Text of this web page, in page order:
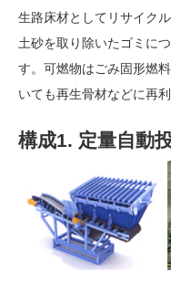
生路床材としてリサイクル
土砂を取り除いたゴミに
す。可燃物はごみ固形燃
いても再生骨材などに再利
構成1. 定量自動